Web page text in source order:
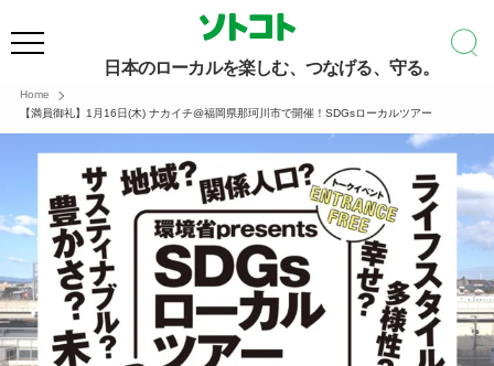
日本のローカルを楽しむ、つなげる、守る。
Home
【満員御礼】1月16日(木) ナカイチ@福岡県那珂川市で開催！SDGsローカルツアー